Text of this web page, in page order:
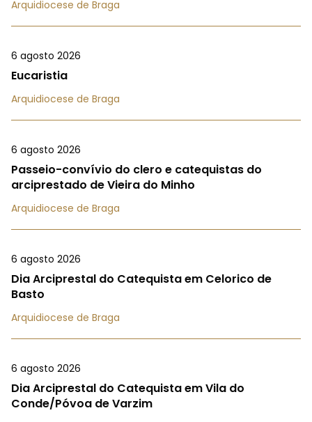
Arquidiocese de Braga
6 agosto 2026
Eucaristia
Arquidiocese de Braga
6 agosto 2026
Passeio-convívio do clero e catequistas do
arciprestado de Vieira do Minho
Arquidiocese de Braga
6 agosto 2026
Dia Arciprestal do Catequista em Celorico de
Basto
Arquidiocese de Braga
6 agosto 2026
Dia Arciprestal do Catequista em Vila do
Conde/Póvoa de Varzim